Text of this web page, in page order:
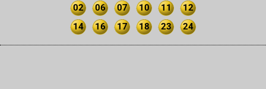
02
06 07 10 11
12
14
16 17 18 23 24